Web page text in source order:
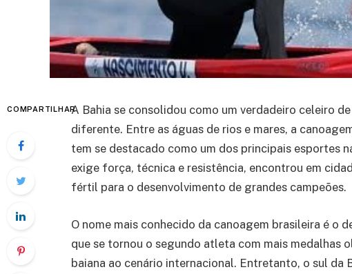
COMPARTILHARA Bahia se consolidou como um verdadeiro celeiro
diferente. Entre as águas de rios e mares, a
tem se destacado como um dos principais esportes
exige força, técnica e resistência, encontrou em
fértil para o desenvolvimento de grandes campeões.
O nome mais conhecido da canoagem brasileira é o
que se tornou o segundo atleta com mais medalhas
baiana ao cenário internacional. Entretanto, o sul da